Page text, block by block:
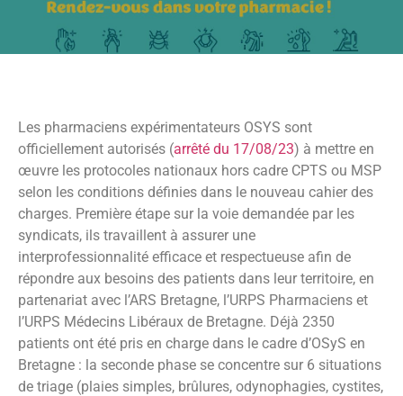
Les pharmaciens expérimentateurs OSYS sont
officiellement autorisés (arrêté du 17/08/23) à mettre en
œuvre les protocoles nationaux hors cadre CPTS ou MSP
selon les conditions définies dans le nouveau cahier des
charges. Première étape sur la voie demandée par les
syndicats, ils travaillent à assurer une
interprofessionnalité efficace et respectueuse afin de
répondre aux besoins des patients dans leur territoire, en
partenariat avec l’ARS Bretagne, l’URPS Pharmaciens et
l’URPS Médecins Libéraux de Bretagne. Déjà 2350
patients ont été pris en charge dans le cadre d’OSyS en
Bretagne : la seconde phase se concentre sur 6 situations
de triage (plaies simples, brûlures, odynophagies, cystites,